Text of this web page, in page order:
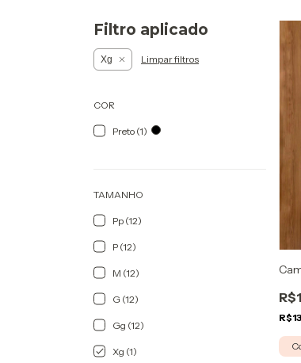
Filtro aplicado
Xg Limpar filtros
COR
Preto (1)
TAMANHO
Pp (12)
P (12)
M (12)
G (12)
Gg (12)
Xg (1)